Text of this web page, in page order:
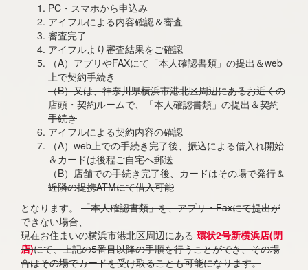
PC・スマホから申込み
アイフルによる内容確認＆審査
審査完了
アイフルより審査結果をご確認
（A）アプリやFAXにて「本人確認書類」の提出＆web
上で契約手続き
（B）又は、神奈川県横浜市港北区周辺にあるお近くの
店頭・契約ルームで、「本人確認書類」の提出＆契約
手続き
アイフルによる契約内容の確認
（A）web上での手続き完了後、振込による借入れ開始
＆カードは後程ご自宅へ郵送
（B）店舗での手続き完了後、カードはその場で発行＆
近隣の提携ATMにて借入可能
となります。 「本人確認書類」を、アプリ・Faxにて提出が
できない場合、
現在お住まいの横浜市港北区周辺にある環状2号新横浜店(閉
店)にて、上記の5番目以降の手順を行うことができ、その場
合はその場でカードを受け取ることも可能になります。